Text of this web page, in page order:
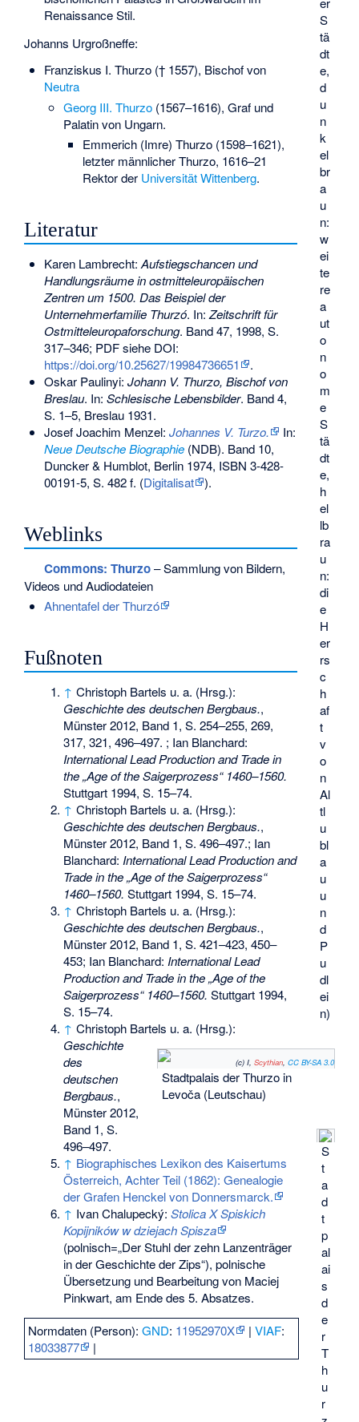
S
tä
dt
e,
d
u
n
k
el
br
a
u
n:
w
ei
te
re
a
ut
o
n
o
m
e
S
tä
dt
e,
h
el
lb
ra
u
n:
di
e
H
er
rs
c
h
af
t
v
o
n
Al
tl
u
bl
a
u
u
n
d
P
u
dl
ei
n)
(c) I, Scythian, CC BY-SA 3.0
Stadtpalais der Thurzo in
Levoča (Leutschau)
S
t
a
d
t
p
al
ai
s
d
e
r
T
h
u
r
Renaissance Stil.
Johanns Urgroßneffe:
Franziskus I. Thurzo(† 1557), Bischof von
Neutra
Georg III. Thurzo (1567–1616), Graf und
Palatin von Ungarn.
Emmerich (Imre) Thurzo (1598–1621),
letzter männlicher Thurzo, 1616–21
Rektor der Universität Wittenberg.
Literatur
Karen Lambrecht: Aufstiegschancen und
Handlungsräume in ostmitteleuropäischen
Zentren um 1500. Das Beispiel der
Unternehmerfamilie Thurzó. In: Zeitschrift für
Ostmitteleuropaforschung. Band 47, 1998, S.
317–346; PDF siehe DOI:
https://doi.org/10.25627/19984736651
.
Oskar Paulinyi: Johann V. Thurzo, Bischof von
Breslau. In: Schlesische Lebensbilder. Band 4,
S. 1–5, Breslau 1931.
Josef Joachim Menzel: Johannes V. Turzo.
In:
Neue Deutsche Biographie(NDB). Band 10,
Duncker & Humblot, Berlin 1974, ISBN 3-428-
00191-5, S. 482 f. (Digitalisat ).
Weblinks
Commons: Thurzo– Sammlung von Bildern,
Videos und Audiodateien
Ahnentafel der Thurzó
Fußnoten
↑ Christoph Bartels u. a. (Hrsg.):
Geschichte des deutschen Bergbaus.,
Münster 2012, Band 1, S. 254–255, 269,
317, 321, 496–497. ; Ian Blanchard:
International Lead Production and Trade in
the „Age of the Saigerprozess“ 1460–1560.
Stuttgart 1994, S. 15–74.
↑ Christoph Bartels u. a. (Hrsg.):
Geschichte des deutschen Bergbaus.,
Münster 2012, Band 1, S. 496–497.; Ian
Blanchard: International Lead Production and
Trade in the „Age of the Saigerprozess“
1460–1560. Stuttgart 1994, S. 15–74.
↑ Christoph Bartels u. a. (Hrsg.):
Geschichte des deutschen Bergbaus.,
Münster 2012, Band 1, S. 421–423, 450–
453; Ian Blanchard: International Lead
Production and Trade in the „Age of the
Saigerprozess“ 1460–1560. Stuttgart 1994,
S. 15–74.
↑ Christoph Bartels u. a. (Hrsg.):
Geschichte
des
deutschen
Bergbaus.,
Münster 2012,
Band 1, S.
496–497.
↑ Biographisches Lexikon des Kaisertums
Österreich, Achter Teil (1862): Genealogie
der Grafen Henckel von Donnersmarck.
↑ Ivan Chalupecký:Stolica X Spiskich
Kopijników w dziejach Spisza
(polnisch=„Der Stuhl der zehn Lanzenträger
in der Geschichte der Zips“), polnische
Übersetzung und Bearbeitung von Maciej
Pinkwart, am Ende des 5. Absatzes.
Normdaten (Person):GND: 11952970X |VIAF:
18033877
|